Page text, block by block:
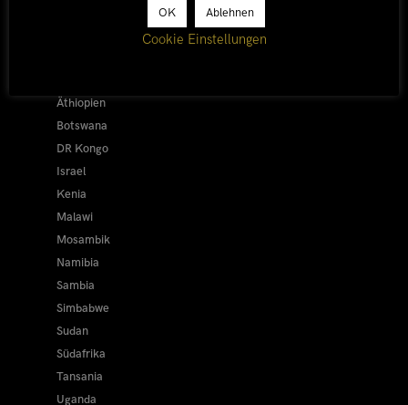
Äthiopien
Botswana
DR Kongo
Israel
Kenia
Malawi
Mosambik
Namibia
Sambia
Simbabwe
Sudan
Südafrika
Tansania
Uganda
OK Ablehnen
Cookie Einstellungen